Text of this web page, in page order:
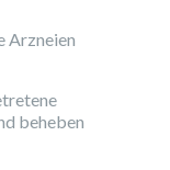
Arzneien
beheben